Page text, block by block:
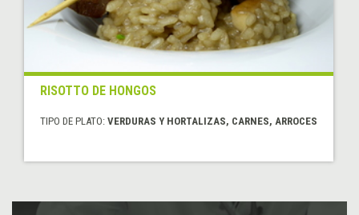
RISOTTO DE HONGOS
TIPO DE PLATO: VERDURAS Y HORTALIZAS, CARNES, ARROCES